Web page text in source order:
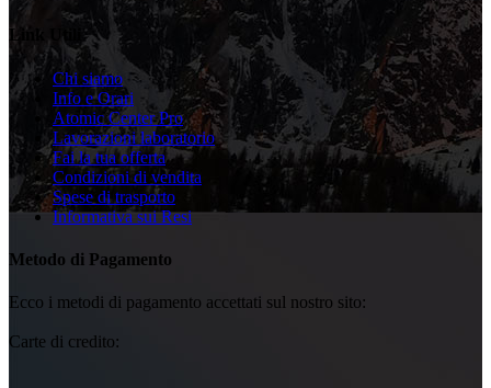
Link Utili
Chi siamo
Info e Orari
Atomic Center Pro
Lavorazioni laboratorio
Fai la tua offerta
Condizioni di vendita
Spese di trasporto
Informativa sui Resi
Metodo di Pagamento
Ecco i metodi di pagamento accettati sul nostro sito:
Carte di credito: